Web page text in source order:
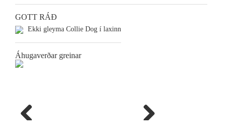
GOTT RÁÐ
Ekki gleyma Collie Dog í laxinn
Áhugaverðar greinar